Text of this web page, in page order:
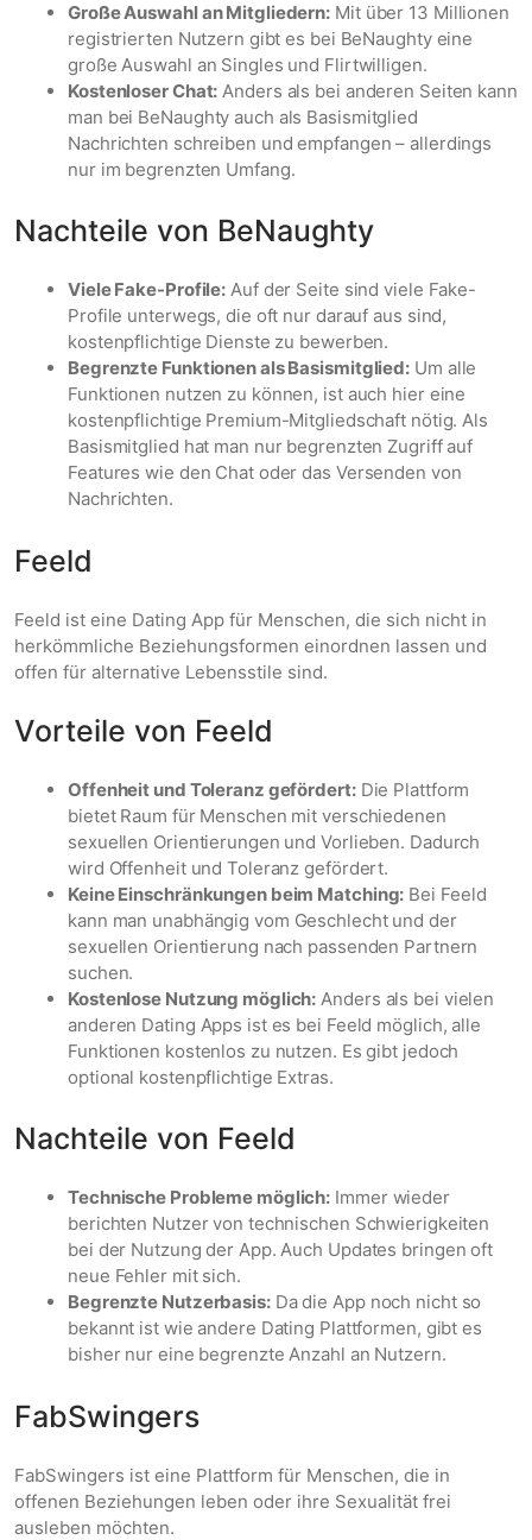
Große Auswahl an Mitgliedern: Mit über 13 Millionen
registrierten Nutzern gibt es bei BeNaughty eine
große Auswahl an Singles und Flirtwilligen.
Kostenloser Chat: Anders als bei anderen Seiten kann
man bei BeNaughty auch als Basismitglied
Nachrichten schreiben und empfangen – allerdings
nur im begrenzten Umfang.
Nachteile von BeNaughty
Viele Fake-Profile: Auf der Seite sind viele Fake-
Profile unterwegs, die oft nur darauf aus sind,
kostenpflichtige Dienste zu bewerben.
Begrenzte Funktionen als Basismitglied: Um alle
Funktionen nutzen zu können, ist auch hier eine
kostenpflichtige Premium-Mitgliedschaft nötig. Als
Basismitglied hat man nur begrenzten Zugriff auf
Features wie den Chat oder das Versenden von
Nachrichten.
Feeld
Feeld ist eine Dating App für Menschen, die sich nicht in
herkömmliche Beziehungsformen einordnen lassen und
offen für alternative Lebensstile sind.
Vorteile von Feeld
Offenheit und Toleranz gefördert:Die Plattform
bietet Raum für Menschen mit verschiedenen
sexuellen Orientierungen und Vorlieben. Dadurch
wird Offenheit und Toleranz gefördert.
Keine Einschränkungen beim Matching: Bei Feeld
kann man unabhängig vom Geschlecht und der
sexuellen Orientierung nach passenden Partnern
suchen.
Kostenlose Nutzung möglich: Anders als bei vielen
anderen Dating Apps ist es bei Feeld möglich, alle
Funktionen kostenlos zu nutzen. Es gibt jedoch
optional kostenpflichtige Extras.
Nachteile von Feeld
Technische Probleme möglich: Immer wieder
berichten Nutzer von technischen Schwierigkeiten
bei der Nutzung der App. Auch Updates bringen oft
neue Fehler mit sich.
Begrenzte Nutzerbasis:Da die App noch nicht so
bekannt ist wie andere Dating Plattformen, gibt es
bisher nur eine begrenzte Anzahl an Nutzern.
FabSwingers
FabSwingers ist eine Plattform für Menschen, die in
offenen Beziehungen leben oder ihre Sexualität frei
ausleben möchten.